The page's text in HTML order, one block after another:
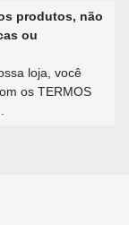
produtos, não
ou
loja, você
os TERMOS